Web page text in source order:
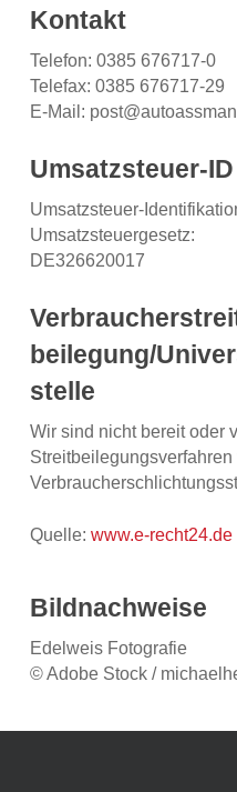
Kontakt
Telefon: 0385 676717-0
Telefax: 0385 676717-29
E-Mail:
Umsatzsteuer-ID
Umsatzsteuer-
Umsatzsteuergesetz:
DE326620017
beilegung/
stelle
Wir sind nicht bereit oder
Streitbeilegungsverfahren
Quelle: www.e-recht24.de
Bildnachweise
Edelweis Fotografie
© Adobe Stock /